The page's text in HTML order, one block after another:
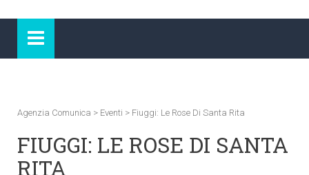
Agenzia Comunica > Eventi > Fiuggi: Le Rose Di Santa Rita
FIUGGI: LE ROSE DI SANTA
RITA